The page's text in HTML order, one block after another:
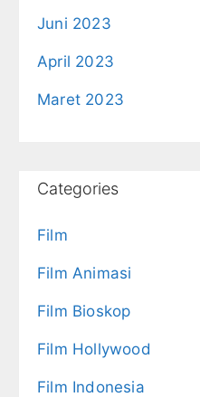
Juni 2023
April 2023
Maret 2023
Categories
Film
Film Animasi
Film Bioskop
Film Hollywood
Film Indonesia